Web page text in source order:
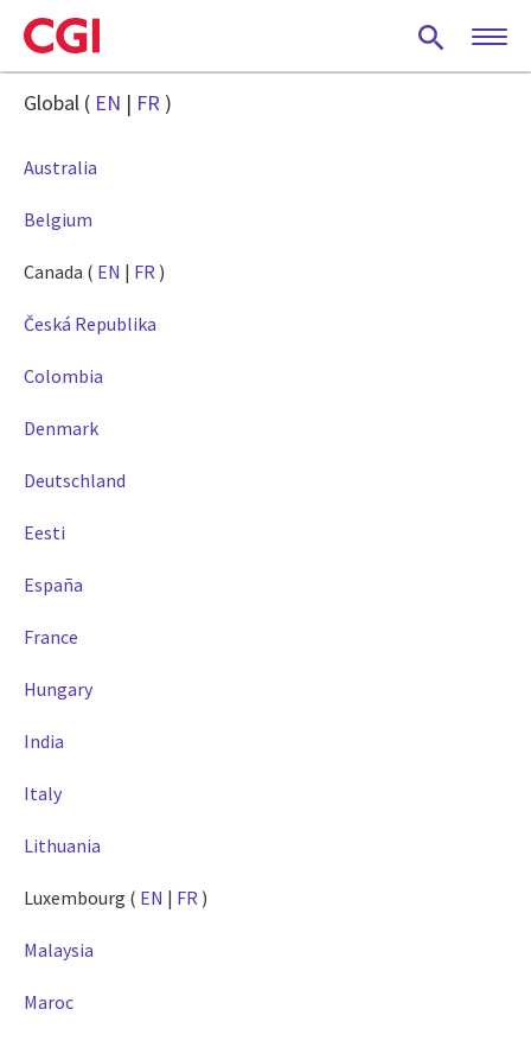
Skip
to
main
content
Global ( EN | FR )
Australia
Belgium
Canada ( EN | FR )
Česká Republika
Colombia
Denmark
Deutschland
Eesti
España
France
Hungary
India
Italy
Lithuania
Luxembourg ( EN | FR )
Malaysia
Maroc